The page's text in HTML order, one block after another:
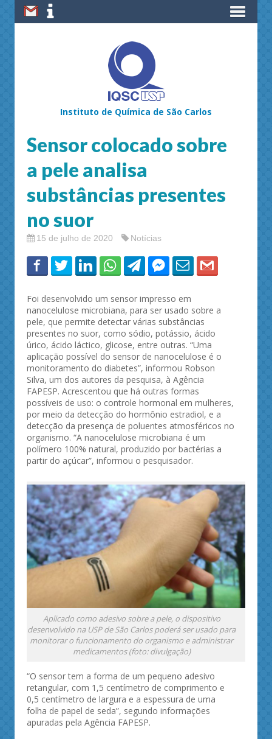
Instituto de Química de São Carlos
Sensor colocado sobre
a pele analisa
substâncias presentes
no suor
15 de julho de 2020 Notícias
Foi desenvolvido um sensor impresso em
nanocelulose microbiana, para ser usado sobre a
pele, que permite detectar várias substâncias
presentes no suor, como sódio, potássio, ácido
úrico, ácido láctico, glicose, entre outras. “Uma
aplicação possível do sensor de nanocelulose é o
monitoramento do diabetes”, informou Robson
Silva, um dos autores da pesquisa, à Agência
FAPESP. Acrescentou que há outras formas
possíveis de uso: o controle hormonal em mulheres,
por meio da detecção do hormônio estradiol, e a
detecção da presença de poluentes atmosféricos no
organismo. “A nanocelulose microbiana é um
polímero 100% natural, produzido por bactérias a
partir do açúcar”, informou o pesquisador.
Aplicado como adesivo sobre a pele, o dispositivo
desenvolvido na USP de São Carlos poderá ser usado para
monitorar o funcionamento do organismo e administrar
medicamentos (foto: divulgação)
“O sensor tem a forma de um pequeno adesivo
retangular, com 1,5 centímetro de comprimento e
0,5 centímetro de largura e a espessura de uma
folha de papel de seda”, segundo informações
apuradas pela Agência FAPESP.